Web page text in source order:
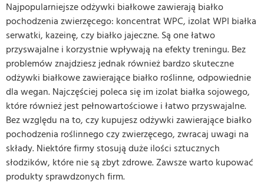
Najpopularniejsze odżywki białkowe zawierają białko
pochodzenia zwierzęcego: koncentrat WPC, izolat WPI białka
serwatki, kazeinę, czy białko jajeczne. Są one łatwo
przyswajalne i korzystnie wpływają na efekty treningu. Bez
problemów znajdziesz jednak również bardzo skuteczne
odżywki białkowe zawierające białko roślinne, odpowiednie
dla wegan. Najczęściej poleca się im izolat białka sojowego,
które również jest pełnowartościowe i łatwo przyswajalne.
Bez względu na to, czy kupujesz odżywki zawierające białko
pochodzenia roślinnego czy zwierzęcego, zwracaj uwagi na
składy. Niektóre firmy stosują duże ilości sztucznych
słodzików, które nie są zbyt zdrowe. Zawsze warto kupować
produkty sprawdzonych firm.